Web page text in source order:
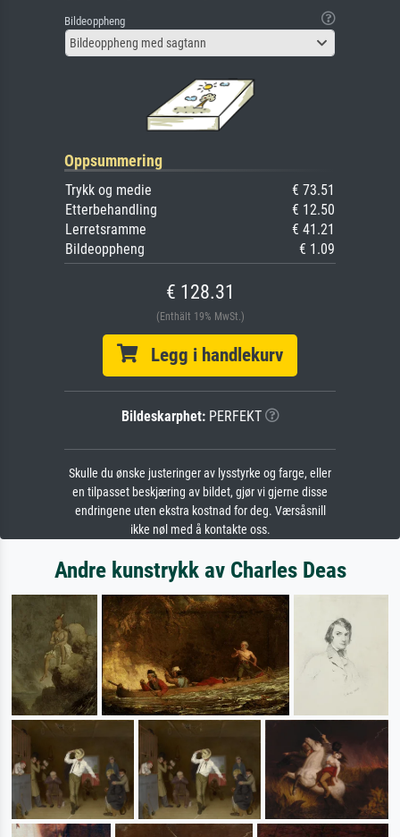
Bildeoppheng
Bildeoppheng med sagtann
Oppsummering
Trykk og medie
€ 73.51
Etterbehandling
€ 12.50
Lerretsramme
€ 41.21
Bildeoppheng
€ 1.09
€ 128.31
(Enthält 19% MwSt.)
Legg i handlekurv
Bildeskarphet:PERFEKT
Skulle du ønske justeringer av lysstyrke og farge, eller
en tilpasset beskjæring av bildet, gjør vi gjerne disse
endringene uten ekstra kostnad for deg. Værsåsnill
ikke nøl med å kontakte oss.
Andre kunstrykk av Charles Deas